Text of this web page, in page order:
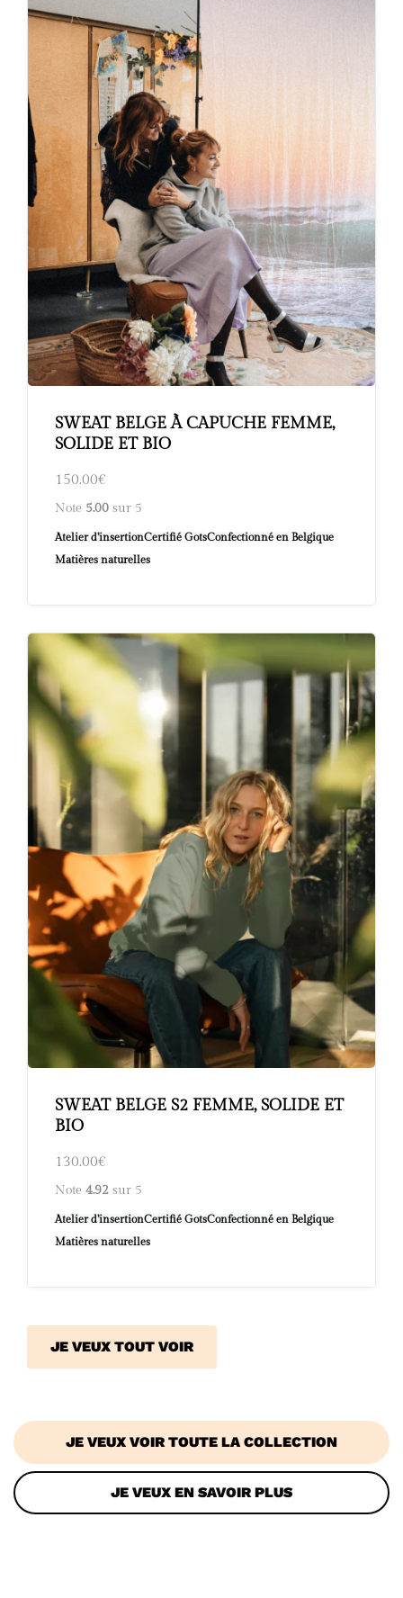
SWEAT BELGE À CAPUCHE FEMME,
SOLIDE ET BIO
150.00€
Note 5.00 sur 5
Atelier d’insertionCertifié GotsConfectionné en Belgique
Matières naturelles
SWEAT BELGE S2 FEMME, SOLIDE ET
BIO
130.00€
Note 4.92 sur 5
Atelier d’insertionCertifié GotsConfectionné en Belgique
Matières naturelles
JE VEUX TOUT VOIR
JE VEUX VOIR TOUTE LA COLLECTION
JE VEUX EN SAVOIR PLUS